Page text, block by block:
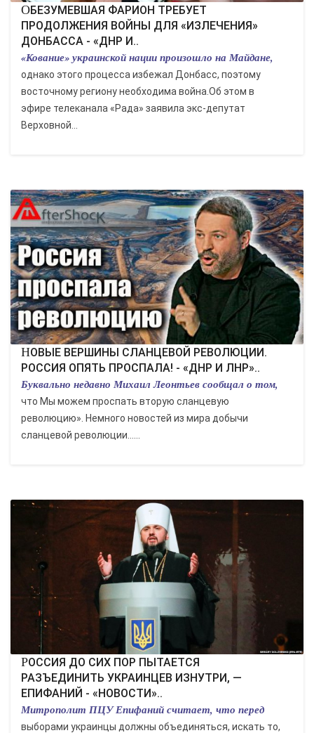
ОБЕЗУМЕВШАЯ ФАРИОН ТРЕБУЕТ
ПРОДОЛЖЕНИЯ ВОЙНЫ ДЛЯ «ИЗЛЕЧЕНИЯ»
ДОНБАССА - «ДНР И..
«Кование» украинской нации произошло на Майдане,
однако этого процесса избежал Донбасс, поэтому
восточному региону необходима война.Об этом в
эфире телеканала «Рада» заявила экс-депутат
Верховной...
НОВЫЕ ВЕРШИНЫ СЛАНЦЕВОЙ РЕВОЛЮЦИИ.
РОССИЯ ОПЯТЬ ПРОСПАЛА! - «ДНР И ЛНР»..
Буквально недавно Михаил Леонтьев сообщал о том,
что Мы можем проспать вторую сланцевую
революцию». Немного новостей из мира добычи
сланцевой революции......
РОССИЯ ДО СИХ ПОР ПЫТАЕТСЯ
РАЗЪЕДИНИТЬ УКРАИНЦЕВ ИЗНУТРИ, —
ЕПИФАНИЙ - «НОВОСТИ»..
Митрополит ПЦУ Епифаний считает, что перед
выборами украинцы должны объединяться, искать то,